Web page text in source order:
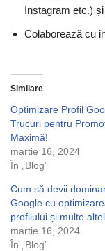
Instagram etc.)
Colaborează cu
Similare
Optimizare Profil
Trucuri pentru
Maximă!
martie 16, 2024
În „Blog”
Cum să devii
Google cu
profilului și multe
martie 16, 2024
În „Blog”